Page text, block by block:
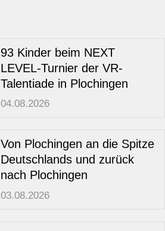
93 Kinder beim NEXT
LEVEL-Turnier der VR-
Talentiade in Plochingen
04.08.2026
Von Plochingen an die Spitze
Deutschlands und zurück
nach Plochingen
03.08.2026